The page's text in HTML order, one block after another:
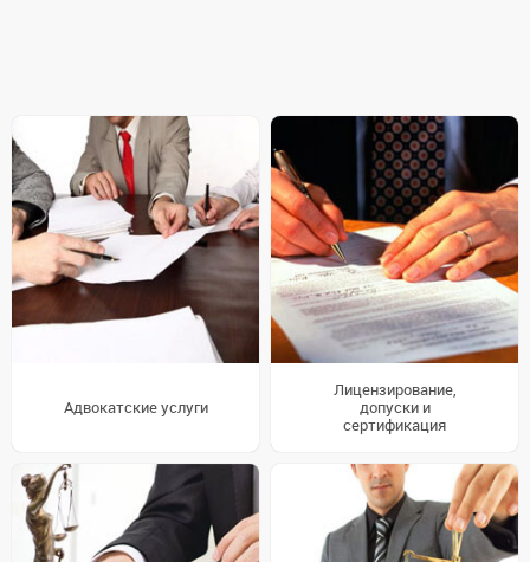
Адвокатские услуги
Лицензирование,
допуски и
сертификация